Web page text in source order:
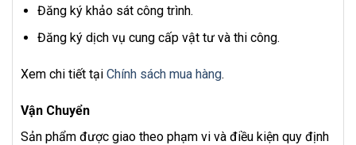
Đăng ký khảo sát công trình.
Đăng ký dịch vụ cung cấp vật tư và thi công.
Xem chi tiết tại Chính sách mua hàng.
Vận Chuyển
Sản phẩm được giao theo phạm vi và điều kiện quy định